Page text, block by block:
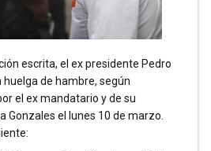
escrita, el ex presidente Pedro
huelga de hambre, según
el ex mandatario y de su
Gonzales el lunes 10 de marzo.